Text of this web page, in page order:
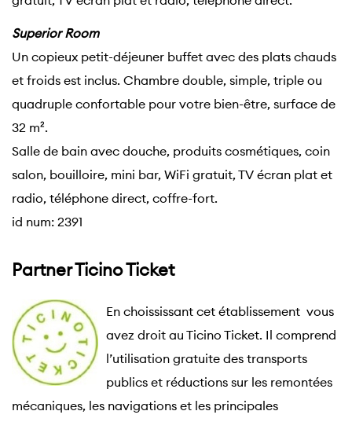
Superior Room
Un copieux petit-déjeuner buffet avec des plats chauds
et froids est inclus. Chambre double, simple, triple ou
quadruple confortable pour votre bien-être, surface de
32 m².
Salle de bain avec douche, produits cosmétiques, coin
salon, bouilloire, mini bar, WiFi gratuit, TV écran plat et
radio, téléphone direct, coffre-fort.
id num: 2391
Partner Ticino Ticket
En choississant cet établissement  vous
avez droit au Ticino Ticket. Il comprend
l’utilisation gratuite des transports
publics et réductions sur les remontées
mécaniques, les navigations et les principales